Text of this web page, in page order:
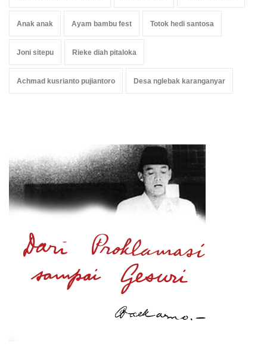
Anak anak Ayam bambu fest Totok hedi santosa
Joni sitepu Rieke diah pitaloka
Achmad kusrianto pujiantoro Desa nglebak karanganyar